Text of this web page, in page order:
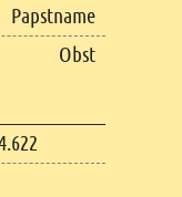
Papstname
Obst